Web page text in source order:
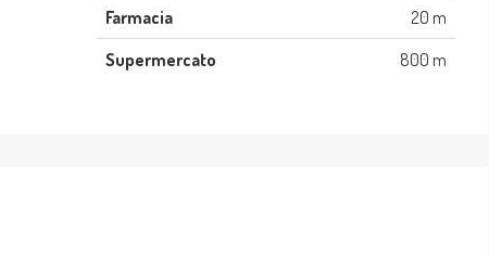
Farmacia
20 m
Supermercato
800 m